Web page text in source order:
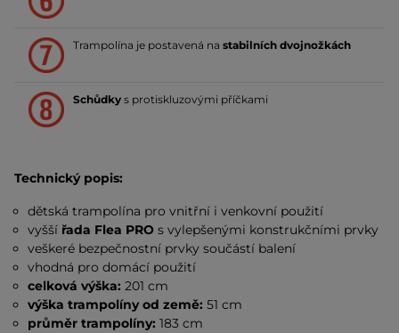
Trampolína je postavená na stabilních dvojnožkách
Schůdky s protiskluzovými příčkami
Technický popis:
dětská trampolína pro vnitřní i venkovní použití
vyšší řada Flea PRO s vylepšenými konstrukčními prvky
veškeré bezpečnostní prvky součástí balení
vhodná pro domácí použití
celková výška: 201 cm
výška trampolíny od země: 51 cm
průměr trampolíny: 183 cm